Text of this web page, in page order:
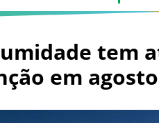
tem
em agosto